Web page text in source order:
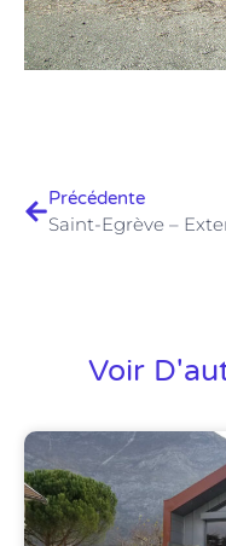
Précédente
Voir